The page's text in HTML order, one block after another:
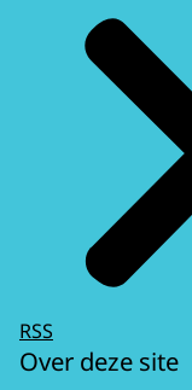
RSS
Over deze site